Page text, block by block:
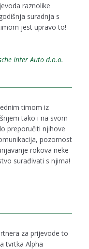
raznolike
suradnja s
jest upravo to!
Inter Auto d.o.o.
timom iz
tako i na svom
preporučiti njihove
pozornost
rokova neke
surađivati s njima!
za prijevode to
tvrtka Alpha